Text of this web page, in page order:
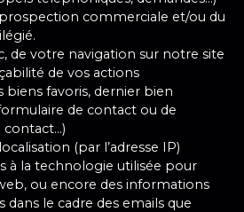
commerciale et/ou du
de votre navigation sur notre site
de vos actions
biens favoris, dernier bien
de contact ou de
contact…)
(par l’adresse IP)
à la technologie utilisée pour
ou encore des informations
dans le cadre des emails que